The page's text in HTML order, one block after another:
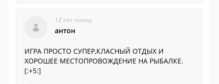
12 лет назад
антон
ИГРА ПРОСТО СУПЕР,КЛАСНЫЙ ОТДЫХ И
ХОРОШЕЕ МЕСТОПРОВОЖДЕНИЕ НА РЫБАЛКЕ.
[:+5:]